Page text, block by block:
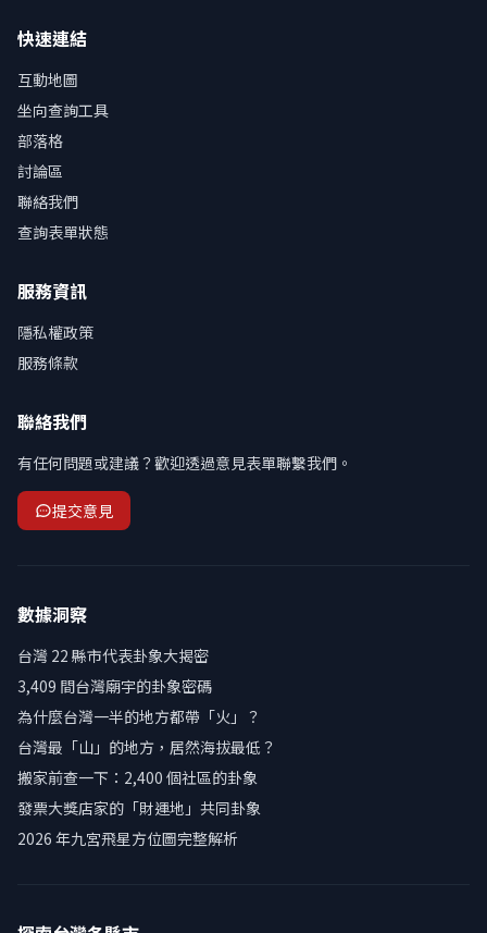
快速連結
互動地圖
坐向查詢工具
部落格
討論區
聯絡我們
查詢表單狀態
服務資訊
隱私權政策
服務條款
聯絡我們
有任何問題或建議？歡迎透過意見表單聯繫我們。
提交意見
數據洞察
台灣 22 縣市代表卦象大揭密
3,409 間台灣廟宇的卦象密碼
為什麼台灣一半的地方都帶「火」？
台灣最「山」的地方，居然海拔最低？
搬家前查一下：2,400 個社區的卦象
發票大獎店家的「財運地」共同卦象
2026 年九宮飛星方位圖完整解析